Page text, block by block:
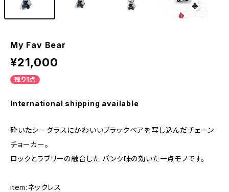
My Fav Bear
¥21,000
残り1点
International shipping available
砕いたシーグラスにかわいいブラックベアを写し込んだチェーン
チョーカー。
ロックとラブリーの融合した パンク味の効いた一点モノです。
item:ネックレス